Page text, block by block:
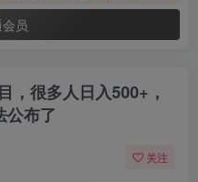
员
，很多人日入500+，
公布了
关注